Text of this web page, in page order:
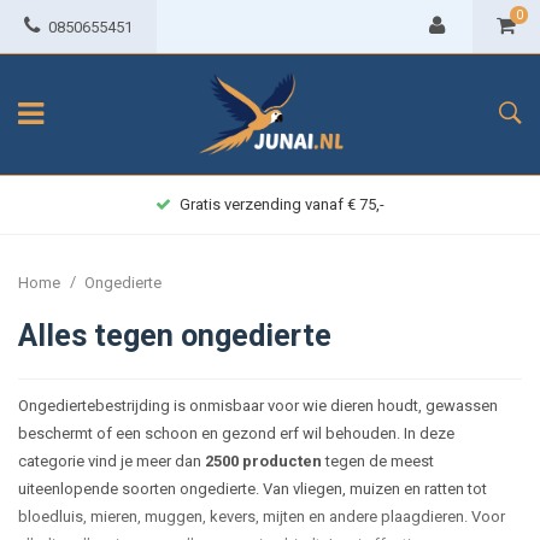
0850655451
0
Gratis verzending vanaf € 75,-
Home / Ongedierte
Alles tegen ongedierte
Ongediertebestrijding is onmisbaar voor wie dieren houdt, gewassen
beschermt of een schoon en gezond erf wil behouden. In deze
categorie vind je meer dan 2500 producten tegen de meest
uiteenlopende soorten ongedierte. Van vliegen, muizen en ratten tot
bloedluis, mieren, muggen, kevers, mijten en andere plaagdieren. Voor